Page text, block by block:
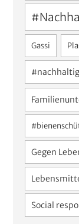
Gassi
Gegen
Social